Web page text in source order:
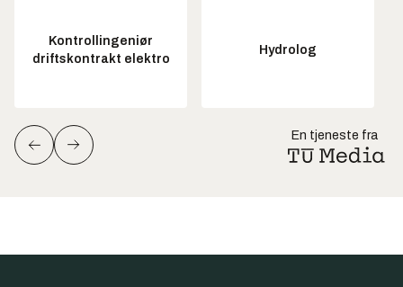
Kontrollingeniør
driftskontrakt elektro
Hydrolog
En tjeneste fra